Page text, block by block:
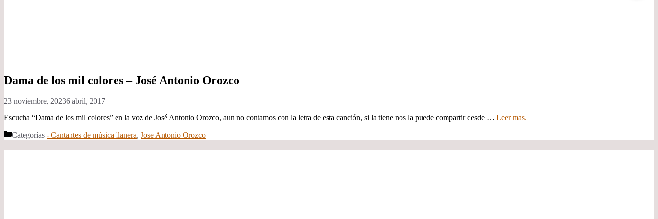
Dama de los mil colores – José Antonio Orozco
23 noviembre, 20236 abril, 2017
Escucha “Dama de los mil colores” en la voz de José Antonio Orozco, aun no contamos con la letra de esta canción, si la tiene nos la puede compartir desde … Leer mas.
Categorías - Cantantes de música llanera, Jose Antonio Orozco